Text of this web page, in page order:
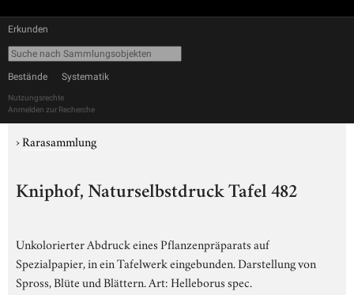
Erkunden
Bestände Systematik
Nutzungsrechte
Anmelden zur Recherche
›Rarasammlung
Kniphof, Naturselbstdruck Tafel 482
Unkolorierter Abdruck eines Pflanzenpräparats auf
Spezialpapier, in ein Tafelwerk eingebunden. Darstellung von
Spross, Blüte und Blättern. Art: Helleborus spec.